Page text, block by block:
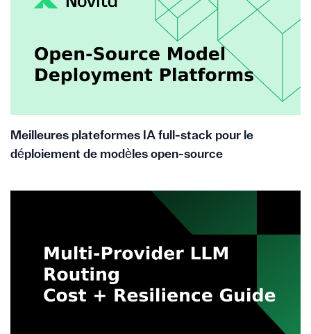
Meilleures plateformes IA full-stack pour le
déploiement de modèles open-source